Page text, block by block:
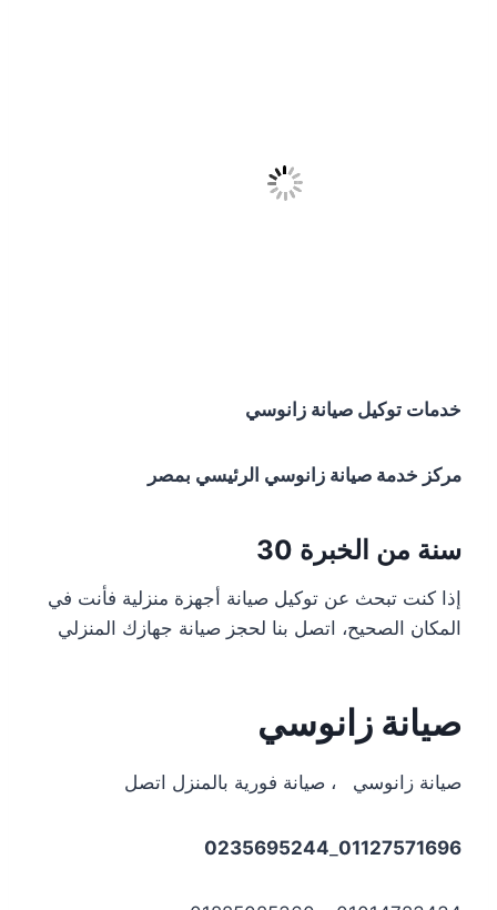
خدمات توكيل صيانة زانوسي
مركز خدمة صيانة زانوسي الرئيسي بمصر
سنة من الخبرة 30
إذا كنت تبحث عن توكيل صيانة أجهزة منزلية فأنت في
المكان الصحيح، اتصل بنا لحجز صيانة جهازك المنزلي
صيانة زانوسي
صيانة زانوسي ، صيانة فورية بالمنزل اتصل
01127571696
0235695244